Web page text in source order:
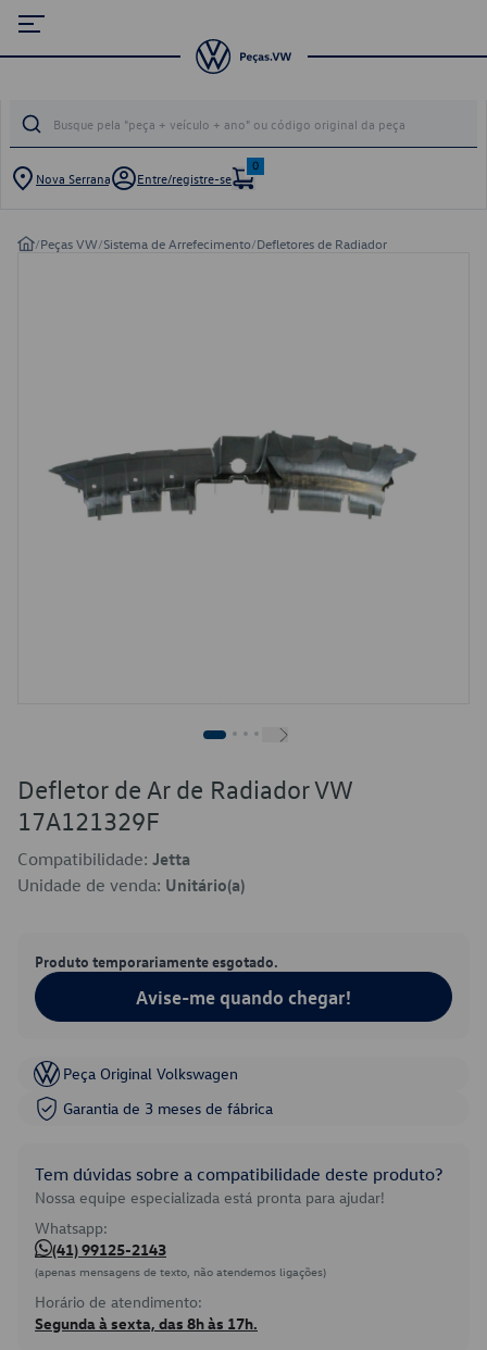
Nova Serrana Entre/registre-se
0
/Peças VW/Sistema de Arrefecimento/Defletores de Radiador
Defletor de Ar de Radiador VW
17A121329F
Compatibilidade: Jetta
Unidade de venda: Unitário(a)
Produto temporariamente esgotado.
Avise-me quando chegar!
Peça Original Volkswagen
Garantia de 3 meses de fábrica
Tem dúvidas sobre a compatibilidade deste produto?
Nossa equipe especializada está pronta para ajudar!
Whatsapp:
(41) 99125-2143
(apenas mensagens de texto, não atendemos ligações)
Horário de atendimento:
Segunda à sexta, das 8h às 17h.